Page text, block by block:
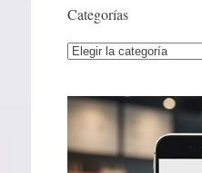
Categorías
Categorías